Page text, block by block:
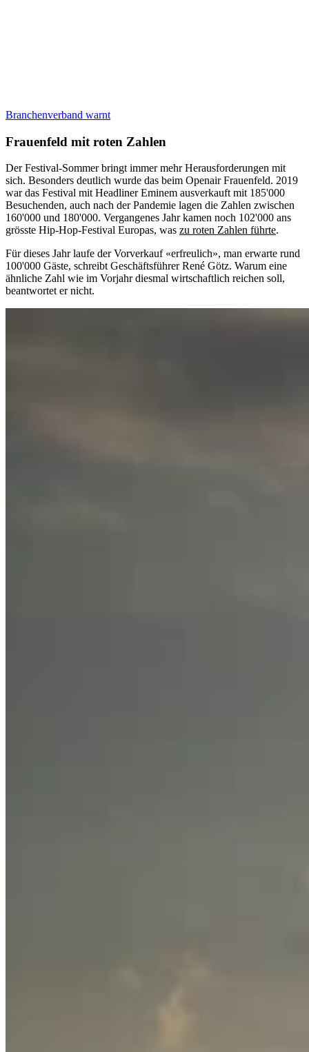
Branchenverband warnt
Frauenfeld mit roten Zahlen
Der Festival-Sommer bringt immer mehr Herausforderungen mit
sich. Besonders deutlich wurde das beim Openair Frauenfeld. 2019
war das Festival mit Headliner Eminem ausverkauft mit 185'000
Besuchenden, auch nach der Pandemie lagen die Zahlen zwischen
160'000 und 180'000. Vergangenes Jahr kamen noch 102'000 ans
grösste Hip-Hop-Festival Europas, was zu roten Zahlen führte.
Für dieses Jahr laufe der Vorverkauf «erfreulich», man erwarte rund
100'000 Gäste, schreibt Geschäftsführer René Götz. Warum eine
ähnliche Zahl wie im Vorjahr diesmal wirtschaftlich reichen soll,
beantwortet er nicht.